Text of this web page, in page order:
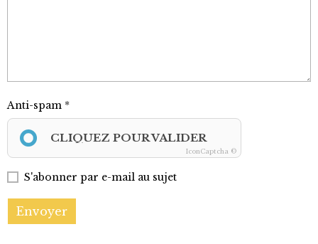
Anti-spam
CLIQUEZ POUR VALIDER
IconCaptcha ©
S'abonner par e-mail au sujet
Envoyer